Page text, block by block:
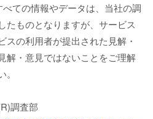
ての情報やデータは、当社の調
たものとなりますが、サービス
スの利用者が提出された見解・
解・意見ではないことをご理解
調査部